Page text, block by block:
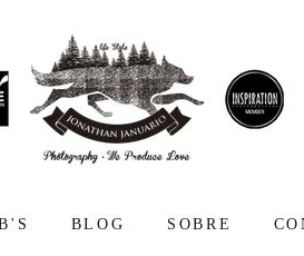
BLOG SOBRE